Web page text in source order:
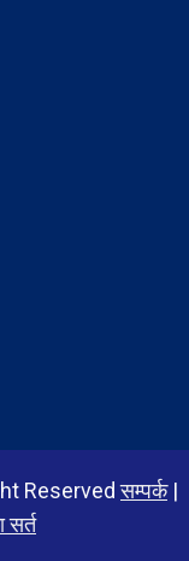
Reservedसम्पर्क|
सर्त